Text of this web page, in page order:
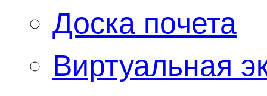
Доска почета
Виртуальная